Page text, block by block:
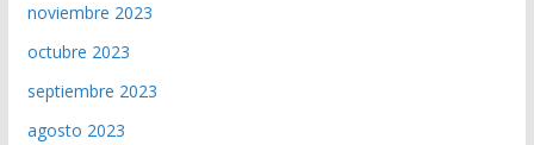
noviembre 2023
octubre 2023
septiembre 2023
agosto 2023